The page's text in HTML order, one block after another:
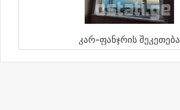
Კარ-Ფანჯრის Შეკეთება